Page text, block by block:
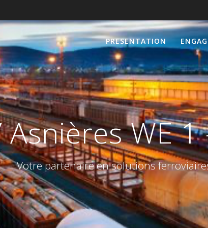
PRESENTATION
Asnières WE 1
Votre partenaire en solutions